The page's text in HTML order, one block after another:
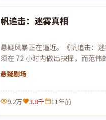
热门
帆追击：迷雾真相
悬疑风暴正在逼近。《帆追击：
须在 72 小时内做出抉择，而范伟
底打乱。
悬疑剧场
9.2万 3.8千 11年前